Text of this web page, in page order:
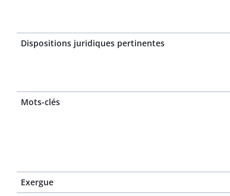
Dispositions juridiques pertinentes
Mots-clés
Exergue